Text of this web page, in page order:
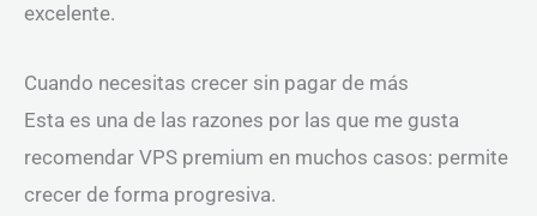
excelente.
Cuando necesitas crecer sin pagar de más
Esta es una de las razones por las que me gusta
recomendar VPS premium en muchos casos: permite
crecer de forma progresiva.